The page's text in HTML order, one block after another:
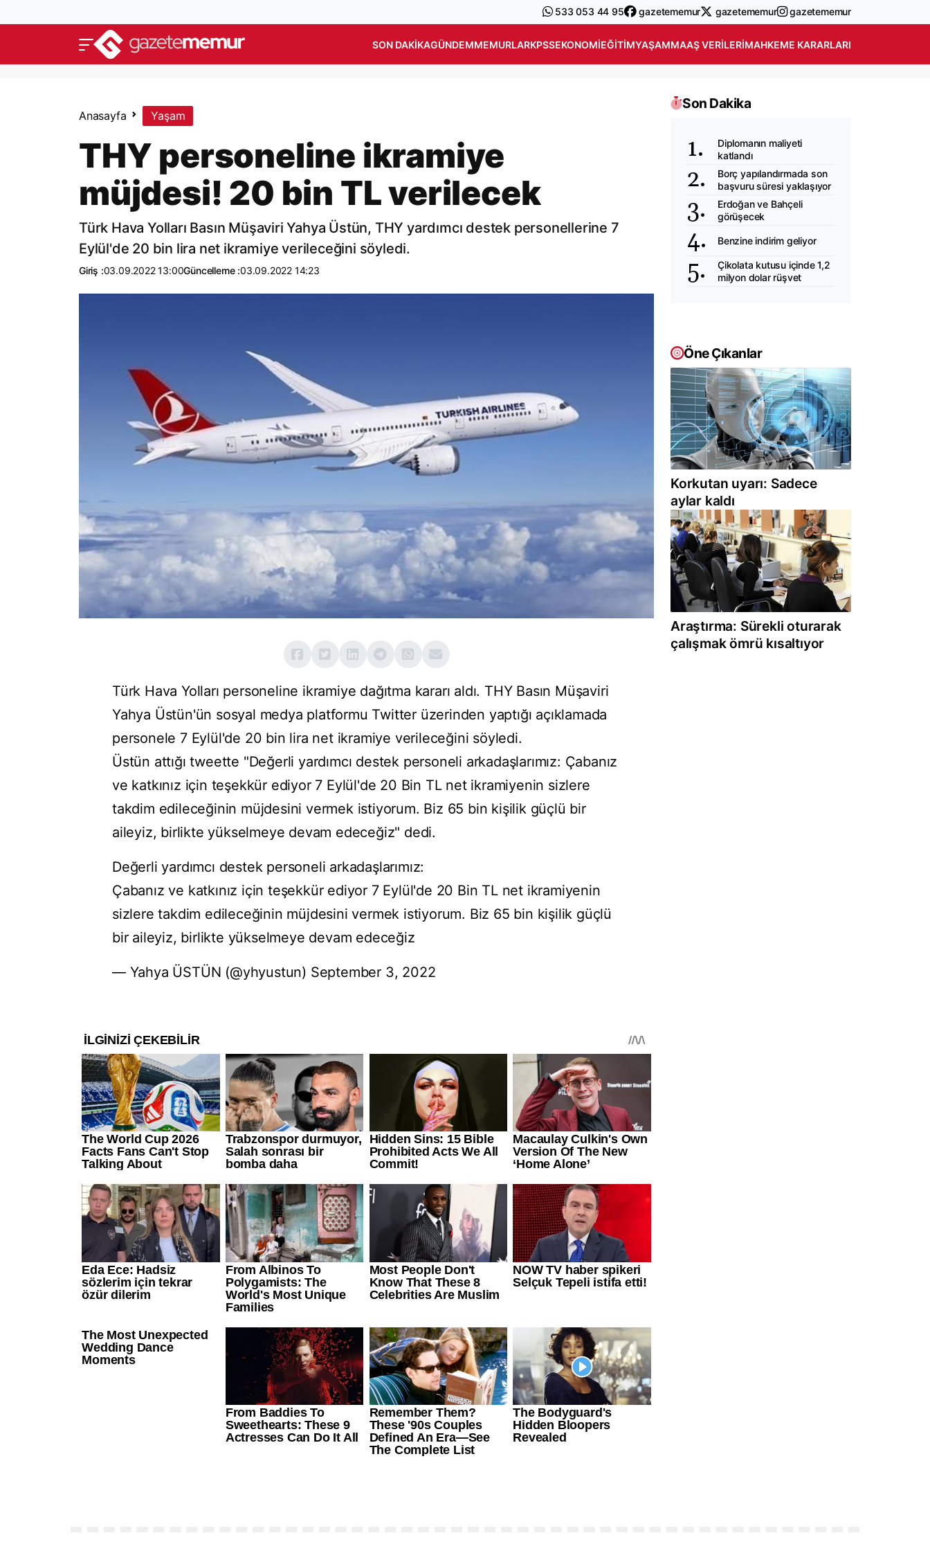
533 053 44 95 gazetememur gazetememur gazetememur
SON DAKIKAGÜNDEMMEMURLARKPSSEKONOMIEĞITIMYAŞAMMAAŞ VERILERIMAHKEME KARARLARI
Anasayfa Yaşam
THY personeline ikramiye
müjdesi! 20 bin TL verilecek
Türk Hava Yolları Basın Müşaviri Yahya Üstün, THY yardımcı destek personellerine 7
Eylül'de 20 bin lira net ikramiye verileceğini söyledi.
Giriş :03.09.2022 13:00Güncelleme :03.09.2022 14:23
Türk Hava Yolları personeline ikramiye dağıtma kararı aldı. THY Basın Müşaviri
Yahya Üstün'ün sosyal medya platformu Twitter üzerinden yaptığı açıklamada
personele 7 Eylül'de 20 bin lira net ikramiye verileceğini söyledi.
Üstün attığı tweette "Değerli yardımcı destek personeli arkadaşlarımız: Çabanız
ve katkınız için teşekkür ediyor 7 Eylül'de 20 Bin TL net ikramiyenin sizlere
takdim edileceğinin müjdesini vermek istiyorum. Biz 65 bin kişilik güçlü bir
aileyiz, birlikte yükselmeye devam edeceğiz" dedi.
Değerli yardımcı destek personeli arkadaşlarımız:
Çabanız ve katkınız için teşekkür ediyor 7 Eylül'de 20 Bin TL net ikramiyenin
sizlere takdim edileceğinin müjdesini vermek istiyorum. Biz 65 bin kişilik güçlü
bir aileyiz, birlikte yükselmeye devam edeceğiz
— Yahya ÜSTÜN (@yhyustun) September 3, 2022
Son Dakika
Diplomanın maliyeti
katlandı
Borç yapılandırmada son
başvuru süresi yaklaşıyor
Erdoğan ve Bahçeli
görüşecek
Benzine indirim geliyor
Çikolata kutusu içinde 1,2
milyon dolar rüşvet
Öne Çıkanlar
Korkutan uyarı: Sadece
aylar kaldı
Araştırma: Sürekli oturarak
çalışmak ömrü kısaltıyor